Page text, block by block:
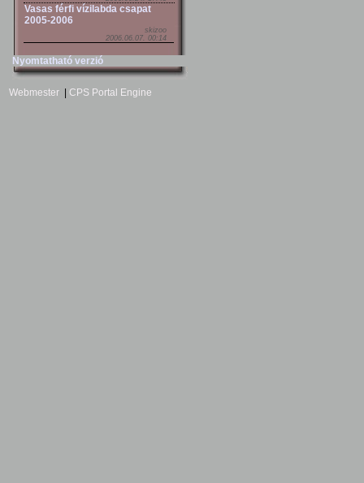
Vasas férfi vízilabda csapat
2005-2006
skizoo
2006.06.07. 00:14
Nyomtatható verzió
Webmester CPS Portal Engine